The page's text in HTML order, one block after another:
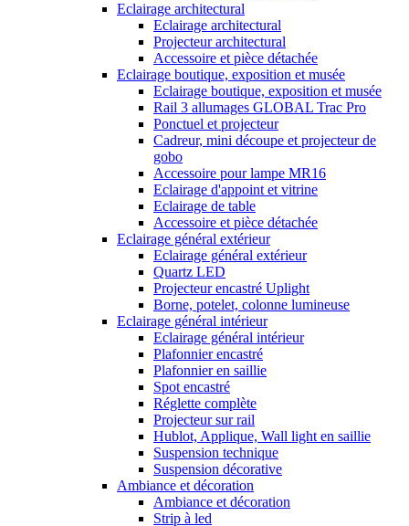
Eclairage architectural
Eclairage architectural
Projecteur architectural
Accessoire et pièce détachée
Eclairage boutique, exposition et musée
Eclairage boutique, exposition et musée
Rail 3 allumages GLOBAL Trac Pro
Ponctuel et projecteur
Cadreur, mini découpe et projecteur de
gobo
Accessoire pour lampe MR16
Eclairage d'appoint et vitrine
Eclairage de table
Accessoire et pièce détachée
Eclairage général extérieur
Eclairage général extérieur
Quartz LED
Projecteur encastré Uplight
Borne, potelet, colonne lumineuse
Eclairage général intérieur
Eclairage général intérieur
Plafonnier encastré
Plafonnier en saillie
Spot encastré
Réglette complète
Projecteur sur rail
Hublot, Applique, Wall light en saillie
Suspension technique
Suspension décorative
Ambiance et décoration
Ambiance et décoration
Strip à led